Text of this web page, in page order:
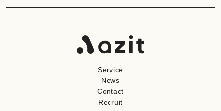
Service
News
Contact
Recruit